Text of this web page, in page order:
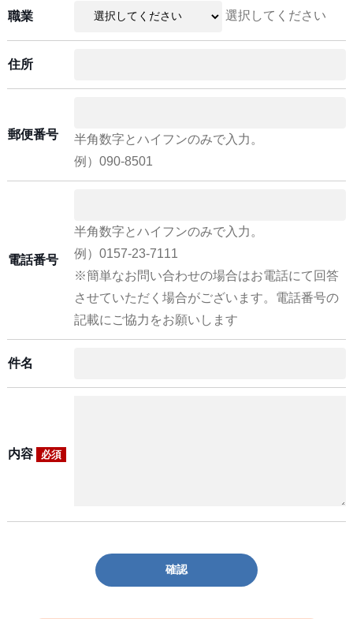
職業 選択してください
住所
郵便番号
半角数字とハイフンのみで入力。
例）090-8501
電話番号
半角数字とハイフンのみで入力。
例）0157-23-7111
※簡単なお問い合わせの場合はお電話にて回答
させていただく場合がございます。電話番号の
記載にご協力をお願いします
件名
内容 必須
確認